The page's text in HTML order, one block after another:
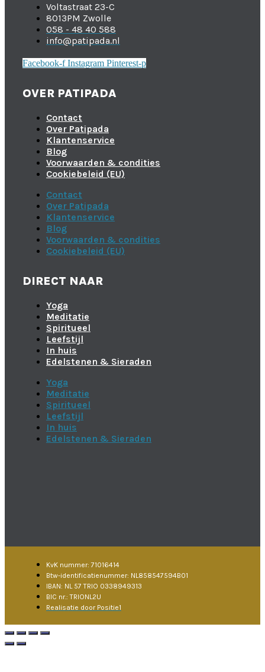
Voltastraat 23-C
8013PM Zwolle
058 - 48 40 588
info@patipada.nl
Facebook-f Instagram Pinterest-p
OVER PATIPADA
Contact
Over Patipada
Klantenservice
Blog
Voorwaarden & condities
Cookiebeleid (EU)
Contact
Over Patipada
Klantenservice
Blog
Voorwaarden & condities
Cookiebeleid (EU)
DIRECT NAAR
Yoga
Meditatie
Spiritueel
Leefstijl
In huis
Edelstenen & Sieraden
Yoga
Meditatie
Spiritueel
Leefstijl
In huis
Edelstenen & Sieraden
KvK nummer: 71016414
Btw-identificatienummer: NL858547594B01
IBAN: NL 57 TRIO 0338949313
BIC nr.: TRIONL2U
Realisatie door Positie1